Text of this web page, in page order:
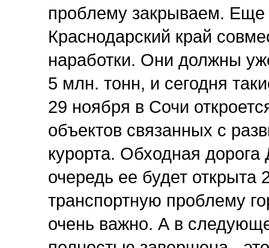
проблему закрываем. Еще
Краснодарский край
наработки. Они должны
5 млн. тонн, и сегодня
29 ноября в Сочи
объектов связанных с
курорта. Обходная
очередь ее будет
транспортную проблему
очень важно. А в